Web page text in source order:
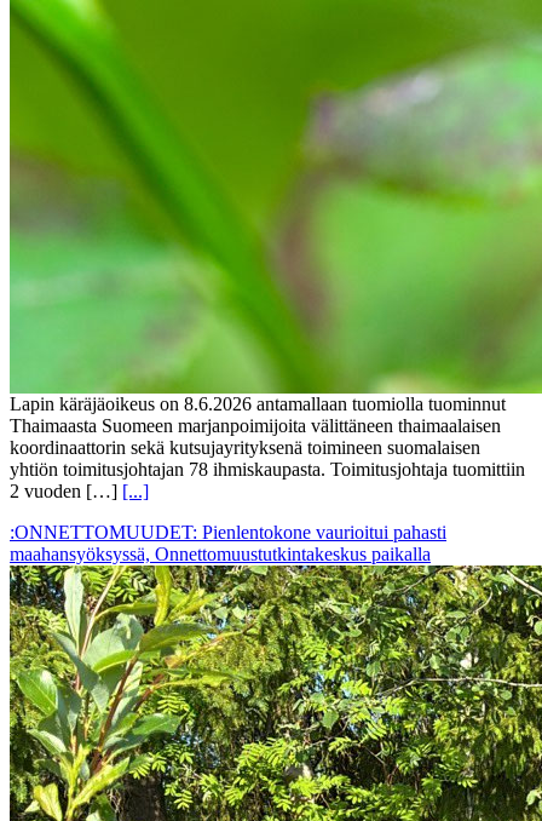
Lapin käräjäoikeus on 8.6.2026 antamallaan tuomiolla tuominnut
Thaimaasta Suomeen marjanpoimijoita välittäneen thaimaalaisen
koordinaattorin sekä kutsujayrityksenä toimineen suomalaisen
yhtiön toimitusjohtajan 78 ihmiskaupasta. Toimitusjohtaja tuomittiin
2 vuoden […] [...]
:ONNETTOMUUDET: Pienlentokone vaurioitui pahasti
maahansyöksyssä, Onnettomuustutkintakeskus paikalla